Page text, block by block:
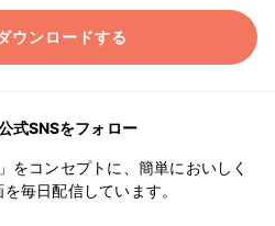
ウンロードする
式SNSをフォロー
をコンセプトに、簡単においしく
毎日配信しています。